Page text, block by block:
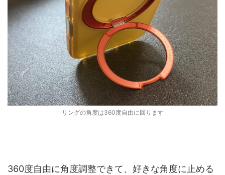
リングの角度は360度自由に回ります
360度自由に角度調整できて、好きな角度に止める